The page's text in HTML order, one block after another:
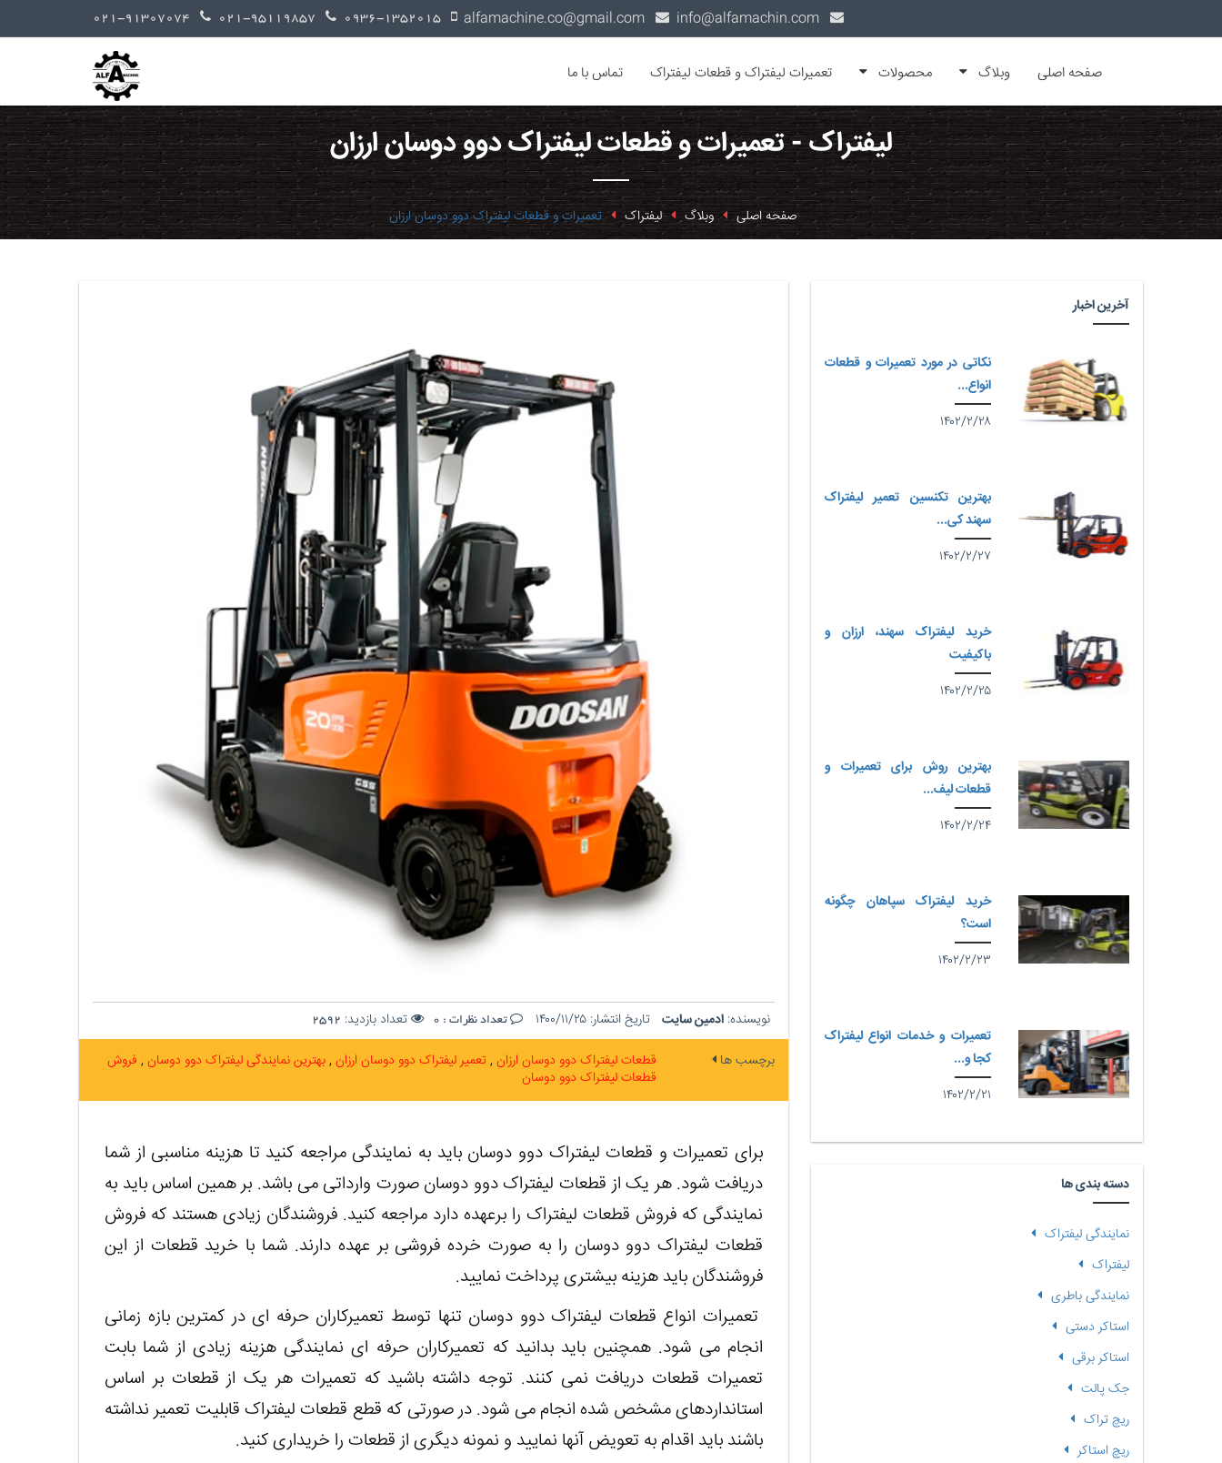
صفحه اصلی وبلاگ محصولات تعمیرات لیفتراک و قطعات لیفتراک تماس با ما
لیفتراک - تعمیرات و قطعات لیفتراک دوو دوسان ارزان
صفحه اصلی وبلاگ لیفتراک تعمیرات و قطعات لیفتراک دوو دوسان ارزان
نویسنده: ادمین سایت تاریخ انتشار: ۱۴۰۰/۱۱/۲۵ تعداد نظرات : 0 تعداد بازدید: 2592
برچسب ها قطعات لیفتراک دوو دوسان ارزان تعمیر لیفتراک دوو دوسان ارزان بهترین نمایندگی لیفتراک دوو دوسان فروش
قطعات لیفتراک دوو دوسان
برای تعمیرات و قطعات لیفتراک دوو دوسان باید به نمایندگی مراجعه کنید تا هزینه مناسبی از شما
دریافت شود. هر یک از قطعات لیفتراک دوو دوسان صورت وارداتی می باشد. بر همین اساس باید به
نمایندگی که فروش قطعات لیفتراک را برعهده دارد مراجعه کنید. فروشندگان زیادی هستند که فروش
قطعات لیفتراک دوو دوسان را به صورت خرده فروشی بر عهده دارند. شما با خرید قطعات از این
فروشندگان باید هزینه بیشتری پرداخت نمایید.
تعمیرات انواع قطعات لیفتراک دوو دوسان تنها توسط تعمیرکاران حرفه ای در کمترین بازه زمانی
انجام می شود. همچنین باید بدانید که تعمیرکاران حرفه ای نمایندگی هزینه زیادی از شما بابت
تعمیرات قطعات دریافت نمی ‌کنند. توجه داشته باشید که تعمیرات هر یک از قطعات بر اساس
استانداردهای مشخص شده انجام می ‌شود. در صورتی که قطع قطعات لیفتراک قابلیت تعمیر نداشته
باشند باید اقدام به تعویض آنها نمایید و نمونه دیگری از قطعات را خریداری کنید.
آخرین اخبار
نکاتی در مورد تعمیرات و قطعات
انواع...
۱۴۰۲/۲/۲۸
بهترین تکنسین تعمیر لیفتراک
سهند کی...
۱۴۰۲/۲/۲۷
خرید لیفتراک سهند، ارزان و
باکیفیت
۱۴۰۲/۲/۲۵
بهترین روش برای تعمیرات و
قطعات لیف...
۱۴۰۲/۲/۲۴
خرید لیفتراک سپاهان چگونه
است؟
۱۴۰۲/۲/۲۳
تعمیرات و خدمات انواع لیفتراک
کجا و...
۱۴۰۲/۲/۲۱
دسته بندی ها
نمایندگی لیفتراک
لیفتراک
نمایندگی باطری
استاکر دستی
استاکر برقی
جک پالت
ریچ تراک
ریچ استاکر